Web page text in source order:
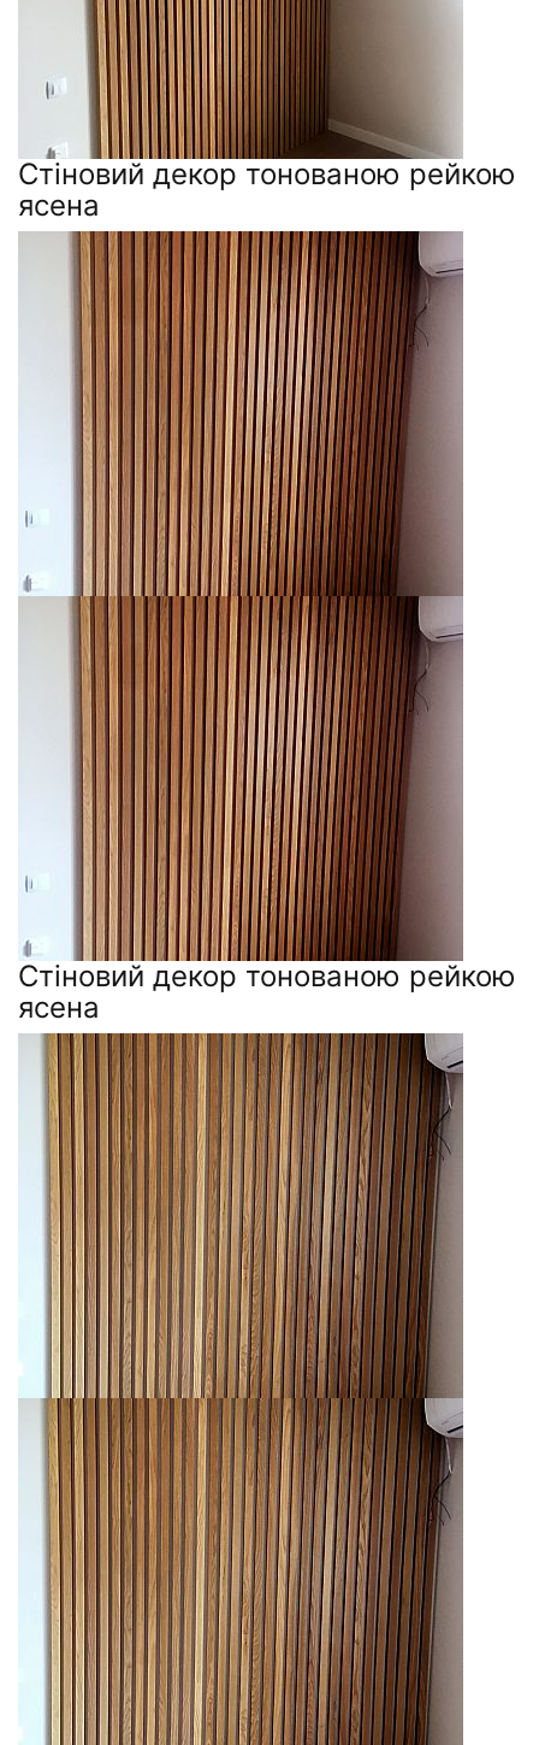
Стіновий декор тонованою рейкою
ясена
Стіновий декор тонованою рейкою
ясена